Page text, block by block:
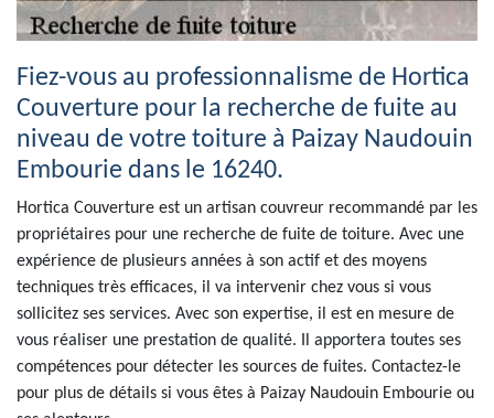
Fiez-vous au professionnalisme de Hortica
Couverture pour la recherche de fuite au
niveau de votre toiture à Paizay Naudouin
Embourie dans le 16240.
Hortica Couverture est un artisan couvreur recommandé par les
propriétaires pour une recherche de fuite de toiture. Avec une
expérience de plusieurs années à son actif et des moyens
techniques très efficaces, il va intervenir chez vous si vous
sollicitez ses services. Avec son expertise, il est en mesure de
vous réaliser une prestation de qualité. Il apportera toutes ses
compétences pour détecter les sources de fuites. Contactez-le
pour plus de détails si vous êtes à Paizay Naudouin Embourie ou